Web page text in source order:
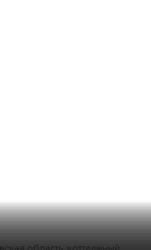
область, коттеджный